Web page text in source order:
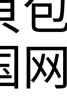
网